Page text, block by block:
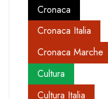
Cronaca
Cronaca Italia
Cronaca Marche
Cultura
Cultura Italia